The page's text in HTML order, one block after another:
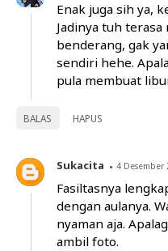
Enak juga sih ya,
Jadinya tuh
benderang, gak
sendiri hehe.
pula membuat
BALAS HAPUS
Sukacita 4 Desember
Fasiltasnya
dengan aulanya.
nyaman aja.
ambil foto.